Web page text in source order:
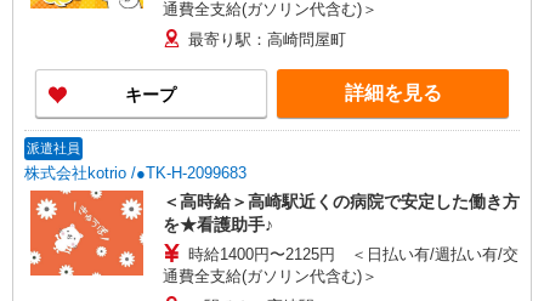
通費全支給(ガソリン代含む)＞
最寄り駅：高崎問屋町
キープ 詳細を見る
派遣社員
株式会社kotrio /●TK-H-2099683
＜高時給＞高崎駅近くの病院で安定した働き方
を★看護助手♪
時給1400円〜2125円 ＜日払い有/週払い有/交
通費全支給(ガソリン代含む)＞